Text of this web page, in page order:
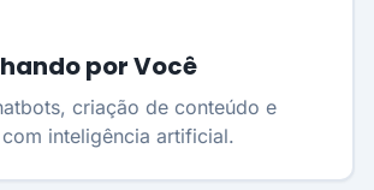
por Você
criação de conteúdo e
inteligência artificial.